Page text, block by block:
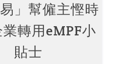
易」幫僱主慳時
轉用eMPF小
貼士